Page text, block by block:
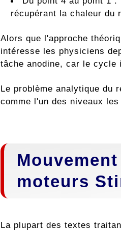
récupérant la chaleur du
Alors que l'approche
intéresse les physiciens
tâche anodine, car le cycle
Le problème analytique du
comme l'un des niveaux
moteurs
La plupart des textes